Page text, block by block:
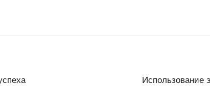
Использование